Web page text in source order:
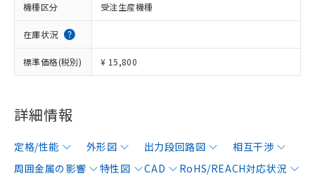
機種区分 受注生産機種
在庫状況
標準価格(税別) ¥ 15,800
詳細情報
定格/性能 外形図 出力段回路図
相互干渉
周囲金属の影響
特性図 CAD
RoHS/REACH対応状況